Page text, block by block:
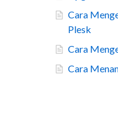
Cara
Plesk
Cara
Cara